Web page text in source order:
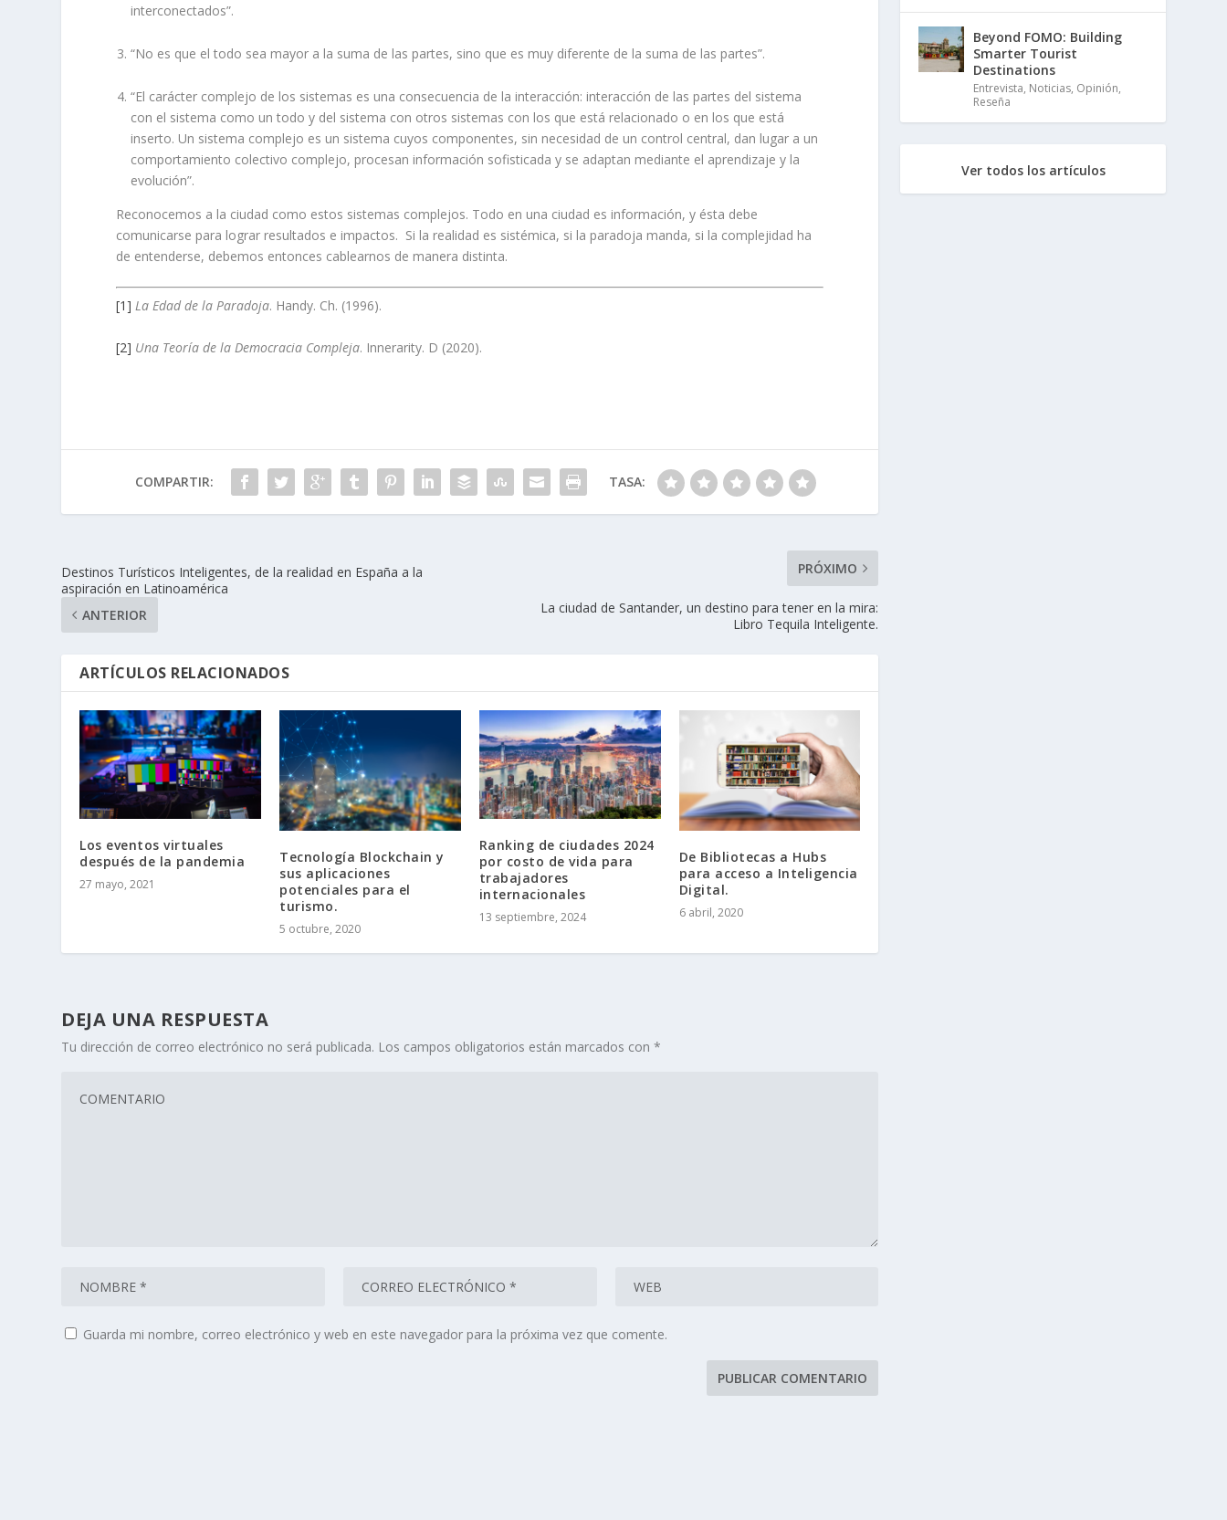
interconectados”.
“No es que el todo sea mayor a la suma de las partes, sino que es muy diferente de la suma de las partes”.
“El carácter complejo de los sistemas es una consecuencia de la interacción: interacción de las partes del sistema
con el sistema como un todo y del sistema con otros sistemas con los que está relacionado o en los que está
inserto. Un sistema complejo es un sistema cuyos componentes, sin necesidad de un control central, dan lugar a un
comportamiento colectivo complejo, procesan información sofisticada y se adaptan mediante el aprendizaje y la
evolución”.
Reconocemos a la ciudad como estos sistemas complejos. Todo en una ciudad es información, y ésta debe
comunicarse para lograr resultados e impactos. Si la realidad es sistémica, si la paradoja manda, si la complejidad ha
de entenderse, debemos entonces cablearnos de manera distinta.
[1] La Edad de la Paradoja. Handy. Ch. (1996).
[2] Una Teoría de la Democracia Compleja. Innerarity. D (2020).
COMPARTIR: TASA:
Destinos Turísticos Inteligentes, de la realidad en España a la
aspiración en Latinoamérica
ANTERIOR
PRÓXIMO
La ciudad de Santander, un destino para tener en la mira:
Libro Tequila Inteligente.
ARTÍCULOS RELACIONADOS
Los eventos virtuales
después de la pandemia
27 mayo, 2021
Tecnología Blockchain y
sus aplicaciones
potenciales para el
turismo.
5 octubre, 2020
Ranking de ciudades 2024
por costo de vida para
trabajadores
internacionales
13 septiembre, 2024
De Bibliotecas a Hubs
para acceso a Inteligencia
Digital.
6 abril, 2020
DEJA UNA RESPUESTA
Tu dirección de correo electrónico no será publicada. Los campos obligatorios están marcados con*
Guarda mi nombre, correo electrónico y web en este navegador para la próxima vez que comente.
Beyond FOMO: Building
Smarter Tourist
Destinations
Entrevista, Noticias, Opinión,
Reseña
Ver todos los artículos